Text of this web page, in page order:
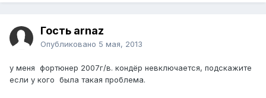
Гость arnaz
Опубликовано 5 мая, 2013
у меня фортюнер 2007г/в. кондёр невключается, подскажите
если у кого была такая проблема.